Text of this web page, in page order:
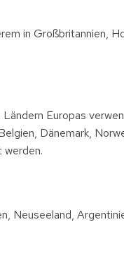
in Großbritannien,
Europas
Dänemark,
werden.
Neuseeland,